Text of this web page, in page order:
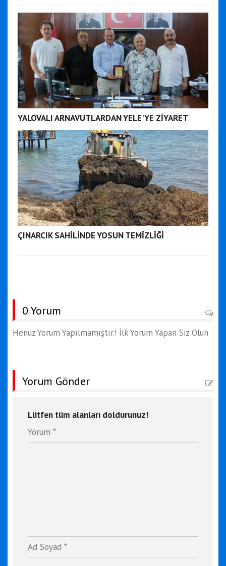
YALOVALI ARNAVUTLARDAN YELE'YE ZİYARET
ÇINARCIK SAHİLİNDE YOSUN TEMİZLİĞİ
0 Yorum
Henüz Yorum Yapılmamıştır.! İlk Yorum Yapan Siz Olun
Yorum Gönder
Lütfen tüm alanları doldurunuz!
Yorum *
Ad Soyad *